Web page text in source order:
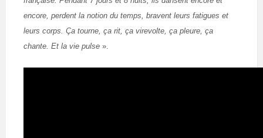
encore, perdent la notion du temps, bravent leurs fatigues et
leurs corps. Ça tourne, ça rit, ça virevolte, ça pleure, ça
chante. Et la vie pulse ».